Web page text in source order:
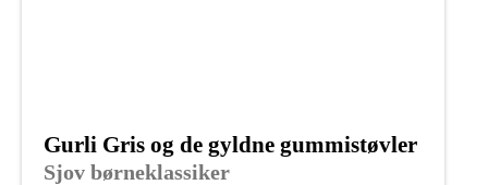
Sjov børneklassiker
Gurli Gris og de gyldne gummistøvler